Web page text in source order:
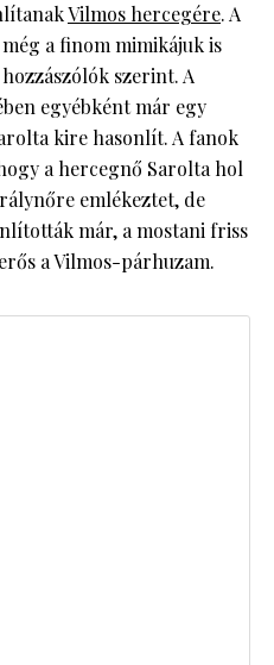
Vilmos hercegére. A
a finom mimikájuk is
szerint. A
egyébként már egy
kire hasonlít. A fanok
a hercegnő Sarolta hol
emlékeztet, de
már, a mostani friss
a Vilmos-párhuzam.